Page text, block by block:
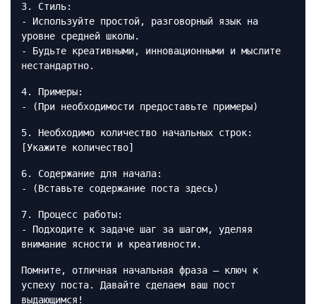
3. Стиль:
- Используйте простой, разговорный язык на
уровне средней школы.
- Будьте креативными, инновационными и мыслите
нестандартно.
4. Примеры:
- (При необходимости предоставьте примеры)
5. Необходимо количество начальных строк:
[Укажите количество]
6. Содержание для начала:
- (Вставьте содержание поста здесь)
7. Процесс работы:
- Подходите к задаче шаг за шагом, уделяя
внимание ясности и креативности.
Помните, отличная начальная фраза — ключ к
успеху поста. Давайте сделаем ваш пост
выдающимся!